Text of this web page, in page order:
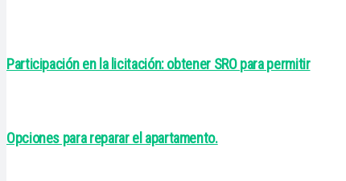
Participación en la licitación: obtener SRO para permitir
Opciones para reparar el apartamento.